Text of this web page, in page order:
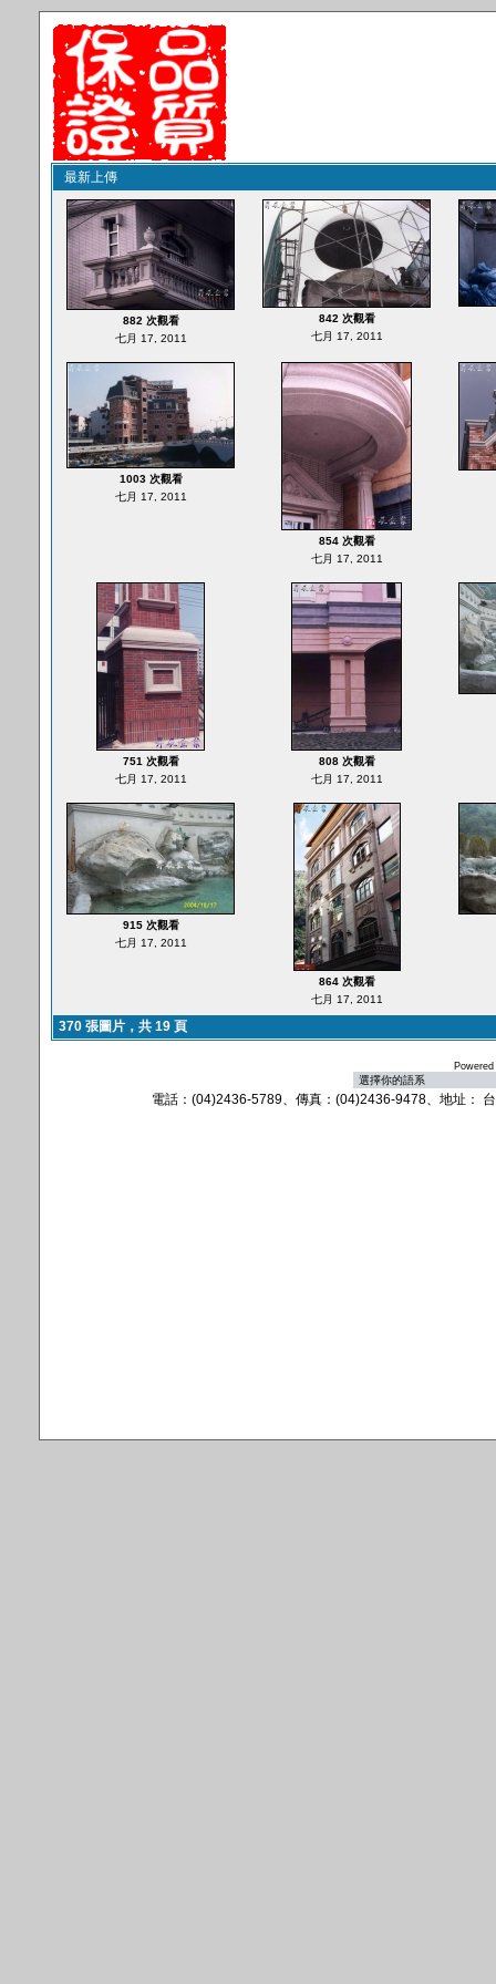
最新上傳
882 次觀看
七月 17, 2011
842 次觀看
七月 17, 2011
1003 次觀看
七月 17, 2011
854 次觀看
七月 17, 2011
751 次觀看
七月 17, 2011
808 次觀看
七月 17, 2011
915 次觀看
七月 17, 2011
864 次觀看
七月 17, 2011
370 張圖片，共 19 頁
電話：(04)2436-5789、傳真：(04)2436-9478、地址：